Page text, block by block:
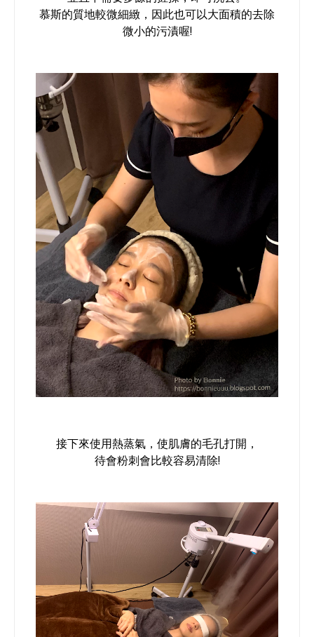
慕斯的質地較微細緻，因此也可以大面積的去除
微小的污漬喔!
接下來使用熱蒸氣，使肌膚的毛孔打開，
待會粉刺會比較容易清除!